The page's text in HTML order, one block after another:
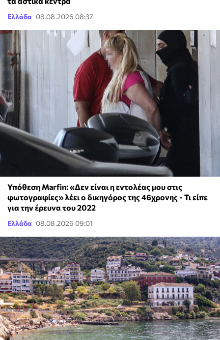
Ελλάδα 08.08.2026 08:37
Υπόθεση Marfin: «Δεν είναι η εντολέας μου στις
φωτογραφίες» λέει ο δικηγόρος της 46χρονης - Τι είπε
για την έρευνα του 2022
Ελλάδα 08.08.2026 09:01